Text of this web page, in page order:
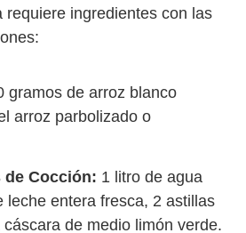
requiere ingredientes con las
gramos de arroz blanco
arroz parbolizado o
Cocción: 1 litro de agua
leche entera fresca, 2 astillas
de medio limón verde.